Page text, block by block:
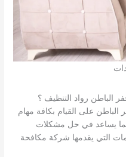
الباطن رواد التنظيف ؟
على القيام بكافة مهام
يساعد في حل مشكلات
التي يقدمها شركة مكافحة